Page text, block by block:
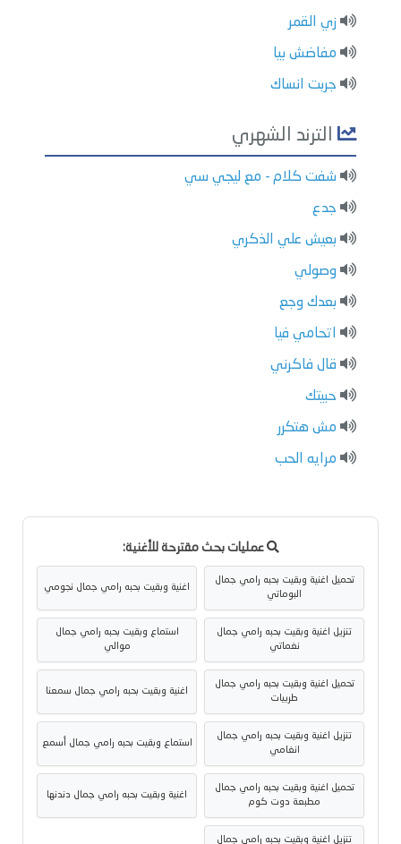
زي القمر
مفاضش بيا
جربت انساك
الترند الشهري
شفت كلام - مع ليجي سي
جدع
بعيش علي الذكري
وصولي
بعدك وجع
اتحامي فيا
قال فاكرني
حبيتك
مش هتكرر
مرايه الحب
عمليات بحث مقترحة للأغنية:
تحميل اغنية وبقيت بحبه رامي جمال
البوماتي
اغنية وبقيت بحبه رامي جمال نجومي
تنزيل اغنية وبقيت بحبه رامي جمال
نغماتي
استماع وبقيت بحبه رامي جمال
موالي
تحميل اغنية وبقيت بحبه رامي جمال
طربيات
اغنية وبقيت بحبه رامي جمال سمعنا
تنزيل اغنية وبقيت بحبه رامي جمال
انغامي
استماع وبقيت بحبه رامي جمال أسمع
تحميل اغنية وبقيت بحبه رامي جمال
مطبعة دوت كوم
اغنية وبقيت بحبه رامي جمال دندنها
تنزيل اغنية وبقيت بحبه رامي جمال